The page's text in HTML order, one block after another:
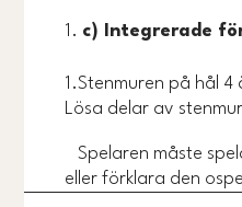
c) Integrerade
1.Stenmuren på hål
Lösa delar av
Spelaren måste
eller förklara den